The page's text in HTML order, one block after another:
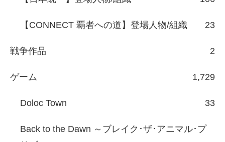
【CONNECT 覇者への道】登場人物/組織 23
戦争作品 2
ゲーム 1,729
Doloc Town 33
Back to the Dawn ～ブレイク･ザ･アニマル･プ